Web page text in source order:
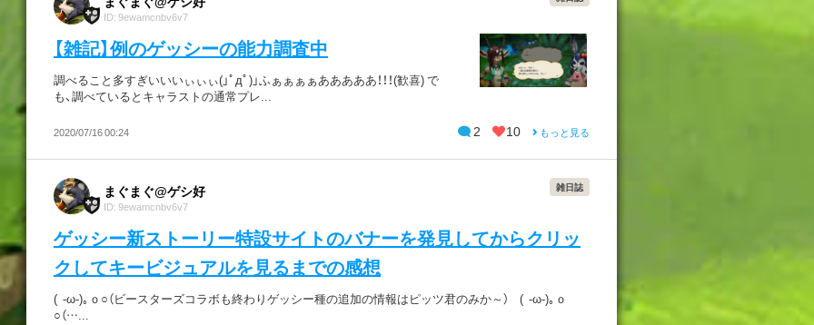
ID: 9ewamcnbv6v7
【雑記】例のゲッシーの能力調査中
調べること多すぎいいいぃぃぃ(」ﾟдﾟ)」ふぁぁぁぁあああああ！！！(歓喜) で
も、調べているとキャラストの通常プレ...
2020/07/16 00:24 2 10 もっと見る
まぐまぐ@ゲシ好
ID: 9ewamcnbv6v7
雑日誌
ゲッシー新ストーリー特設サイトのバナーを発見してからクリッ
クしてキービジュアルを見るまでの感想
( -ω-)｡ｏ○（ビースターズコラボも終わりゲッシー種の追加の情報はピッツ君のみか～） ( -ω-)｡ｏ
○（…...